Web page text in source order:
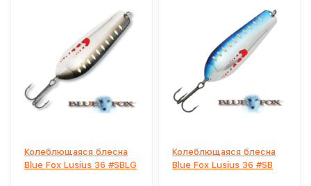
Колеблющаяся блесна
Blue Fox Lusius 36 #SBLG
Колеблющаяся блесна
Blue Fox Lusius 36 #SB